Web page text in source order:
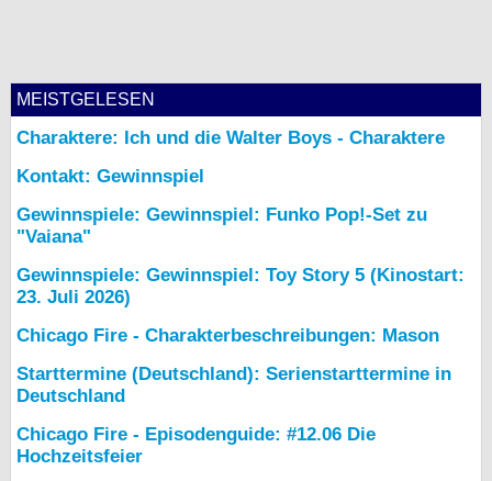
MEISTGELESEN
Charaktere: Ich und die Walter Boys - Charaktere
Kontakt: Gewinnspiel
Gewinnspiele: Gewinnspiel: Funko Pop!-Set zu
"Vaiana"
Gewinnspiele: Gewinnspiel: Toy Story 5 (Kinostart:
23. Juli 2026)
Chicago Fire - Charakterbeschreibungen: Mason
Starttermine (Deutschland): Serienstarttermine in
Deutschland
Chicago Fire - Episodenguide: #12.06 Die
Hochzeitsfeier